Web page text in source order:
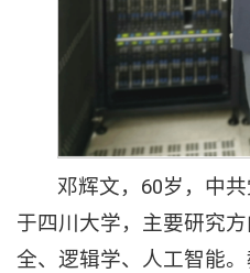
邓辉文，60岁，中
于四川大学，主要研究
全、逻辑学、人工智能